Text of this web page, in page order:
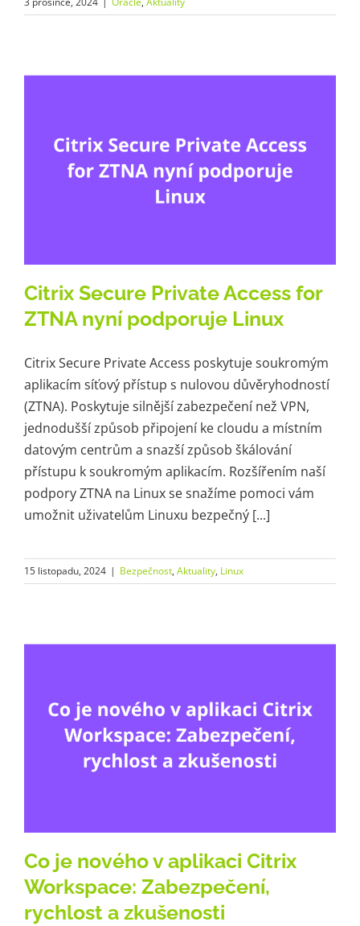
Citrix Secure Private Access for
ZTNA nyní podporuje Linux
Citrix Secure Private Access poskytuje soukromým
aplikacím síťový přístup s nulovou důvěryhodností
(ZTNA). Poskytuje silnější zabezpečení než VPN,
jednodušší způsob připojení ke cloudu a místním
datovým centrům a snazší způsob škálování
přístupu k soukromým aplikacím. Rozšířením naší
podpory ZTNA na Linux se snažíme pomoci vám
umožnit uživatelům Linuxu bezpečný [...]
15 listopadu, 2024 | Bezpečnost, Aktuality, Linux
Co je nového v aplikaci Citrix
Workspace: Zabezpečení,
rychlost a zkušenosti